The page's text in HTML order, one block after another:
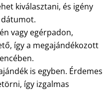
kiválasztani, és igény
vagy egérpadon,
így a megajándékozott
is egyben. Érdemes
így izgalmas